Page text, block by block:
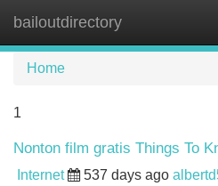
bailoutdirectory
Home
1
Nonton film gratis Things To
Internet 537 days ago